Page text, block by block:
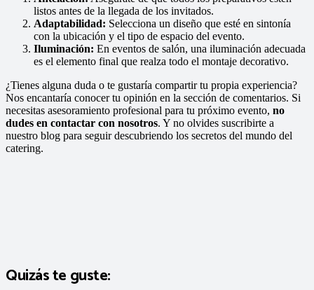
listos antes de la llegada de los invitados.
Adaptabilidad: Selecciona un diseño que esté en sintonía
con la ubicación y el tipo de espacio del evento.
Iluminación: En eventos de salón, una iluminación adecuada
es el elemento final que realza todo el montaje decorativo.
¿Tienes alguna duda o te gustaría compartir tu propia experiencia?
Nos encantaría conocer tu opinión en la sección de comentarios. Si
necesitas asesoramiento profesional para tu próximo evento, no
dudes en contactar con nosotros. Y no olvides suscribirte a
nuestro blog para seguir descubriendo los secretos del mundo del
catering.
Quizás te guste: